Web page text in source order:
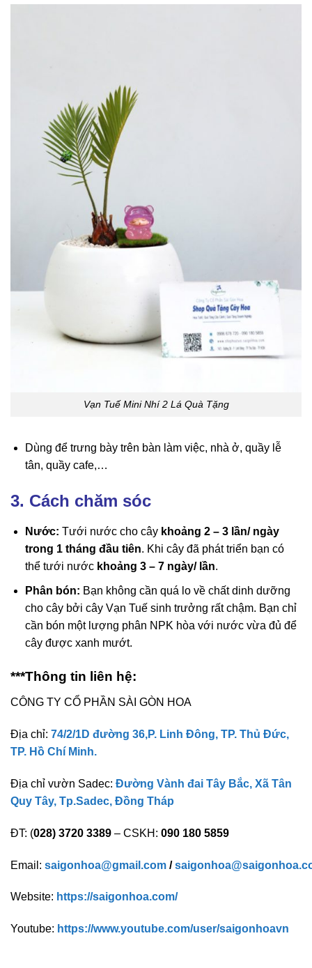
Vạn Tuế Mini Nhí 2 Lá Quà Tặng
Dùng để trưng bày trên bàn làm việc, nhà ở, quầy lễ
tân, quầy cafe,…
3. Cách chăm sóc
Nước: Tưới nước cho câykhoảng 2 – 3 lần/ ngày
trong 1 tháng đầu tiên. Khi cây đã phát triển bạn có
thể tưới nước khoảng 3 – 7 ngày/ lần.
Phân bón: Bạn không cần quá lo về chất dinh dưỡng
cho cây bởi cây Vạn Tuế sinh trưởng rất chậm. Bạn chỉ
cần bón một lượng phân NPK hòa với nước vừa đủ để
cây được xanh mướt.
***Thông tin liên hệ:
CÔNG TY CỔ PHẦN SÀI GÒN HOA
Địa chỉ: 74/2/1D đường 36,P. Linh Đông, TP. Thủ Đức,
TP. Hồ Chí Minh.
Địa chỉ vườn Sadec: Đường Vành đai Tây Bắc, Xã Tân
Quy Tây, Tp.Sadec, Đồng Tháp
ĐT: (028) 3720 3389 – CSKH: 090 180 5859
Email: saigonhoa@gmail.com /
Website: https://saigonhoa.com/
Youtube: https://www.youtube.com/user/saigonhoavn